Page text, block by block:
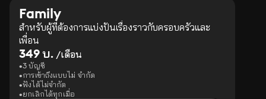
Family
สำหรับผู้ที่ต้องการแบ่งปันเรื่องราวกับครอบครัวและ
เพื่อน
349 บ. /เดือน
3 บัญชี
การเข้าถึงแบบไม่ จำกัด
ฟังได้ไม่จำกัด
ยกเลิกได้ทุกเมื่อ